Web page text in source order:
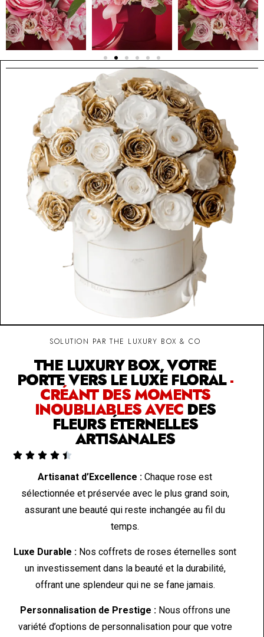
SOLUTION PAR THE LUXURY BOX & CO
THE LUXURY BOX, VOTRE
PORTE VERS LE LUXE FLORAL-
CRÉANT DES MOMENTS
INOUBLIABLES AVEC DES
FLEURS ÉTERNELLES
ARTISANALES
    
Artisanat d’Excellence : Chaque rose est
sélectionnée et préservée avec le plus grand soin,
assurant une beauté qui reste inchangée au fil du
temps.
Luxe Durable : Nos coffrets de roses éternelles sont
un investissement dans la beauté et la durabilité,
offrant une splendeur qui ne se fane jamais.
Personnalisation de Prestige :Nous offrons une
variété d’options de personnalisation pour que votre